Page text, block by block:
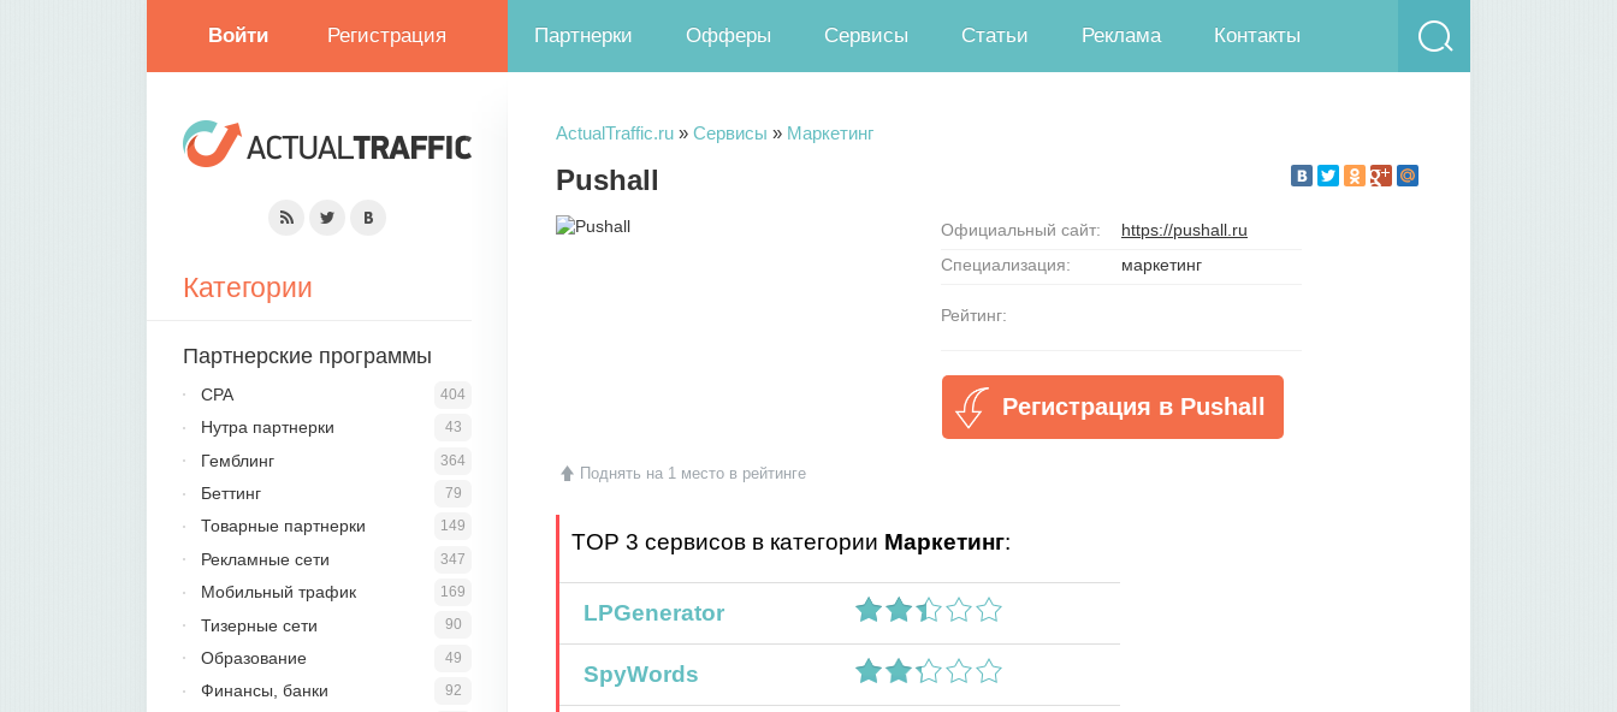
Войти Регистрация Партнерки Офферы Сервисы Статьи Реклама Контакты
ActualTraffic.ru » Сервисы » Маркетинг
Pushall
Поднять на 1 место в рейтинге
Официальный сайт:
https://pushall.ru
Специализация:
маркетинг
Рейтинг:
Регистрация в Pushall
TOP 3 сервисов в категории Маркетинг:
LPGenerator
SpyWords
Категории
Партнерские программы
404
CPA
43
Нутра партнерки
364
Гемблинг
79
Беттинг
149
Товарные партнерки
347
Рекламные сети
169
Мобильный трафик
90
Тизерные сети
49
Образование
92
Финансы, банки